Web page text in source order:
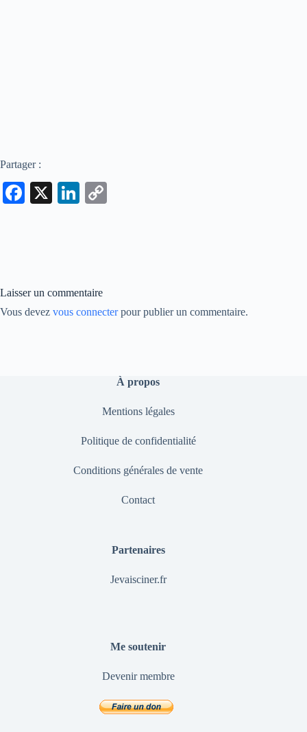
Partager :
Fa
X
Li
Laisser un commentaire
Vous devez vous connecterpour publier un commentaire.
À propos
Mentions légales
Politique de confidentialité
Conditions générales de vente
Contact
Partenaires
Jevaisciner.fr
Me soutenir
Devenir membre